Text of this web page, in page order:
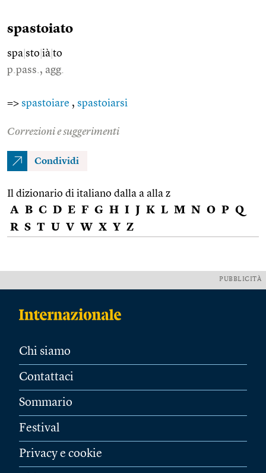
spastoiato
spa sto ià to
p.pass., agg.
=> spastoiare , spastoiarsi
Correzioni e suggerimenti
Condividi
Il dizionario di italiano dalla a alla z
A B C D E F G H I J K L M N O P Q
R S T U V W X Y Z
PUBBLICITÀ
Chi siamo
Contattaci
Sommario
Festival
Privacy e cookie